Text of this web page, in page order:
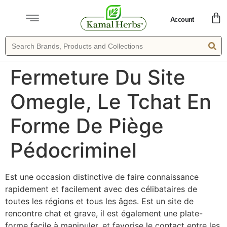
Account
Fermeture Du Site
Omegle, Le Tchat En
Forme De Piège
Pédocriminel
Est une occasion distinctive de faire connaissance
rapidement et facilement avec des célibataires de
toutes les régions et tous les âges. Est un site de
rencontre chat et grave, il est également une plate-